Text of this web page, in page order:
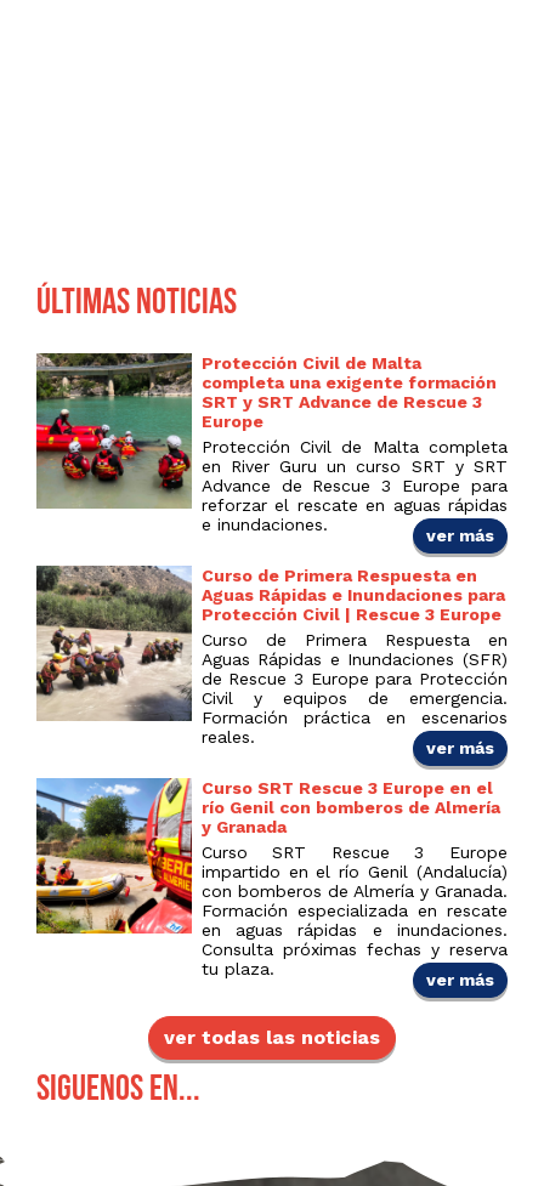
Últimas noticias
Protección Civil de Malta
completa una exigente formación
SRT y SRT Advance de Rescue 3
Europe
Protección Civil de Malta completa
en River Guru un curso SRT y SRT
Advance de Rescue 3 Europe para
reforzar el rescate en aguas rápidas
e inundaciones.
ver más
Curso de Primera Respuesta en
Aguas Rápidas e Inundaciones para
Protección Civil | Rescue 3 Europe
Curso de Primera Respuesta en
Aguas Rápidas e Inundaciones (SFR)
de Rescue 3 Europe para Protección
Civil y equipos de emergencia.
Formación práctica en escenarios
reales.
ver más
Curso SRT Rescue 3 Europe en el
río Genil con bomberos de Almería
y Granada
Curso SRT Rescue 3 Europe
impartido en el río Genil (Andalucía)
con bomberos de Almería y Granada.
Formación especializada en rescate
en aguas rápidas e inundaciones.
Consulta próximas fechas y reserva
tu plaza.
ver más
ver todas las noticias
Siguenos en...